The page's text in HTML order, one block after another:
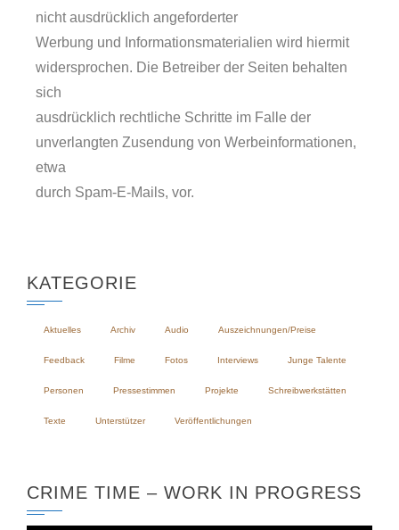
nicht ausdrücklich angeforderter
Werbung und Informationsmaterialien wird hiermit
widersprochen. Die Betreiber der Seiten behalten
sich
ausdrücklich rechtliche Schritte im Falle der
unverlangten Zusendung von Werbeinformationen,
etwa
durch Spam-E-Mails, vor.
KATEGORIE
Aktuelles Archiv Audio Auszeichnungen/Preise
Feedback Filme Fotos Interviews Junge Talente
Personen Pressestimmen Projekte Schreibwerkstätten
Texte Unterstützer Veröffentlichungen
CRIME TIME – WORK IN PROGRESS